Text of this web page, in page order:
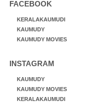
FACEBOOK
KERALAKAUMUDI
KAUMUDY
KAUMUDY MOVIES
INSTAGRAM
KAUMUDY
KAUMUDY MOVIES
KERALAKAUMUDI